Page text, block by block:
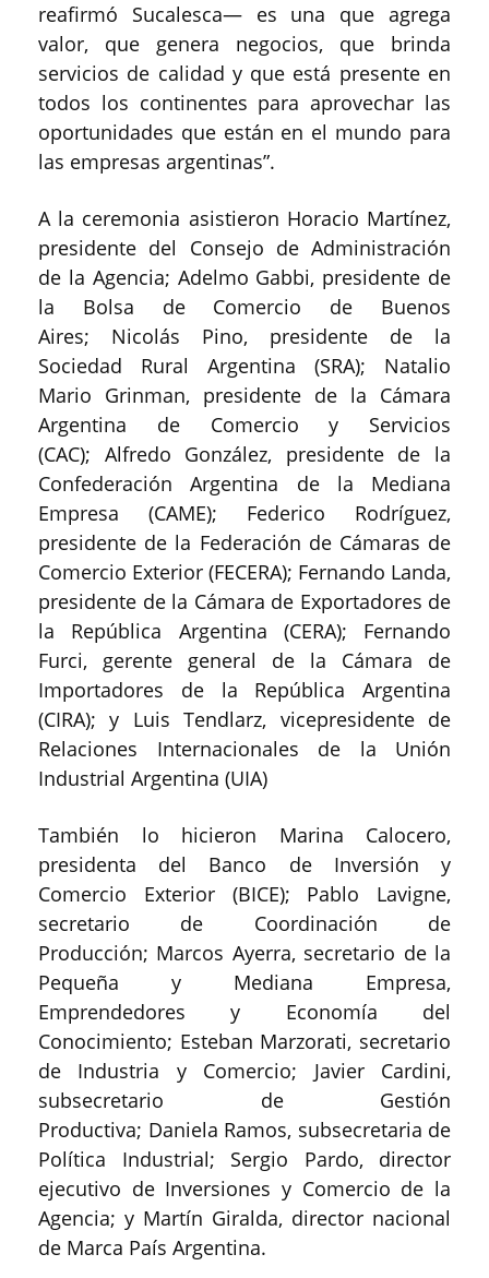
reafirmó Sucalesca— es una que agrega
valor, que genera negocios, que brinda
servicios de calidad y que está presente en
todos los continentes para aprovechar las
oportunidades que están en el mundo para
las empresas argentinas”.
A la ceremonia asistieron Horacio Martínez,
presidente del Consejo de Administración
de la Agencia; Adelmo Gabbi, presidente de
la Bolsa de Comercio de Buenos
Aires; Nicolás Pino, presidente de la
Sociedad Rural Argentina (SRA); Natalio
Mario Grinman, presidente de la Cámara
Argentina de Comercio y Servicios
(CAC); Alfredo González, presidente de la
Confederación Argentina de la Mediana
Empresa (CAME); Federico Rodríguez,
presidente de la Federación de Cámaras de
Comercio Exterior (FECERA); Fernando Landa,
presidente de la Cámara de Exportadores de
la República Argentina (CERA); Fernando
Furci, gerente general de la Cámara de
Importadores de la República Argentina
(CIRA); y Luis Tendlarz, vicepresidente de
Relaciones Internacionales de la Unión
Industrial Argentina (UIA)
También lo hicieron Marina Calocero,
presidenta del Banco de Inversión y
Comercio Exterior (BICE); Pablo Lavigne,
secretario de Coordinación de
Producción; Marcos Ayerra, secretario de la
Pequeña y Mediana Empresa,
Emprendedores y Economía del
Conocimiento; Esteban Marzorati, secretario
de Industria y Comercio; Javier Cardini,
subsecretario de Gestión
Productiva; Daniela Ramos, subsecretaria de
Política Industrial; Sergio Pardo, director
ejecutivo de Inversiones y Comercio de la
Agencia; y Martín Giralda, director nacional
de Marca País Argentina.